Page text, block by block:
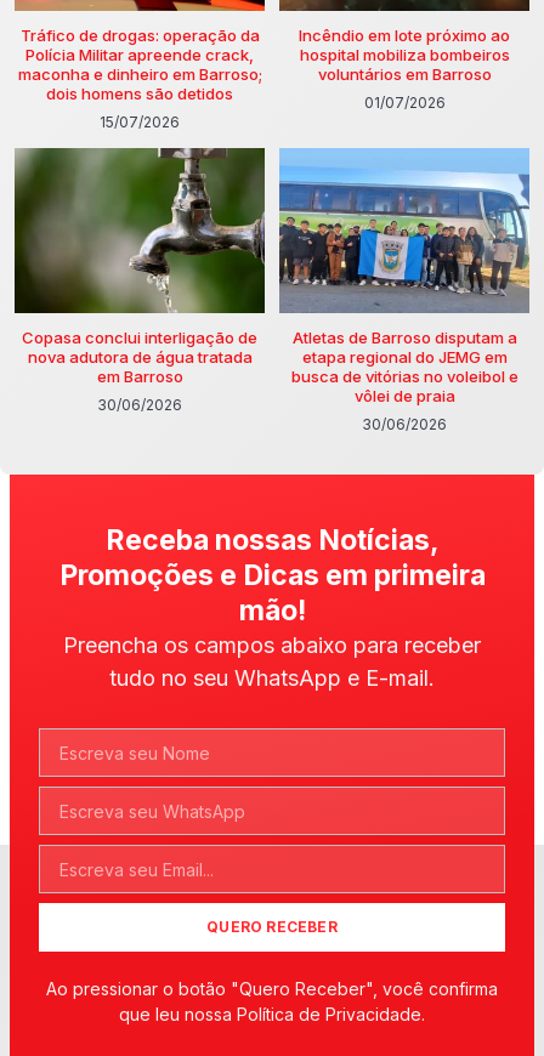
Tráfico de drogas: operação da
Polícia Militar apreende crack,
maconha e dinheiro em Barroso;
dois homens são detidos
15/07/2026
Incêndio em lote próximo ao
hospital mobiliza bombeiros
voluntários em Barroso
01/07/2026
Copasa conclui interligação de
nova adutora de água tratada
em Barroso
30/06/2026
Atletas de Barroso disputam a
etapa regional do JEMG em
busca de vitórias no voleibol e
vôlei de praia
30/06/2026
Receba nossas Notícias,
Promoções e Dicas em primeira
mão!
Preencha os campos abaixo para receber
tudo no seu WhatsApp e E-mail.
QUERO RECEBER
Ao pressionar o botão "Quero Receber", você confirma
que leu nossa Política de Privacidade.